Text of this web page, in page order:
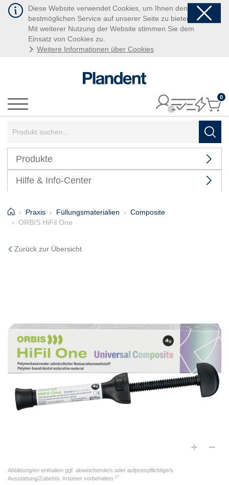
Diese Website verwendet Cookies, um Ihnen den
bestmöglichen Service auf unserer Seite zu bieten.
Mit weiterer Nutzung der Website stimmen Sie dem
Einsatz von Cookies zu.
Weitere Informationen über Cookies
Menü
0
Produkte
Hilfe & Info-Center
HomePraxis Füllungsmaterialien
Composite
ORBIS HiFil One
Zurück zur Übersicht
Abbildung/en enthalten ggf. abweichende/s oder aufpreispflichtige/s
Ausstattung/Zubehör. Irrtümer vorbehalten. 17